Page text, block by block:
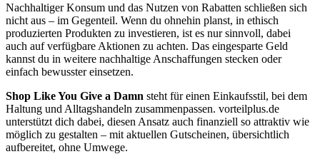
Nachhaltiger Konsum und das Nutzen von Rabatten schließen sich
nicht aus – im Gegenteil. Wenn du ohnehin planst, in ethisch
produzierten Produkten zu investieren, ist es nur sinnvoll, dabei
auch auf verfügbare Aktionen zu achten. Das eingesparte Geld
kannst du in weitere nachhaltige Anschaffungen stecken oder
einfach bewusster einsetzen.
Shop Like You Give a Damn steht für einen Einkaufsstil, bei dem
Haltung und Alltagshandeln zusammenpassen. vorteilplus.de
unterstützt dich dabei, diesen Ansatz auch finanziell so attraktiv wie
möglich zu gestalten – mit aktuellen Gutscheinen, übersichtlich
aufbereitet, ohne Umwege.